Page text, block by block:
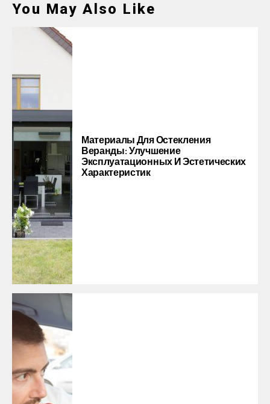
You May Also Like
Материалы Для Остекления
Веранды: Улучшение
Эксплуатационных И Эстетических
Характеристик